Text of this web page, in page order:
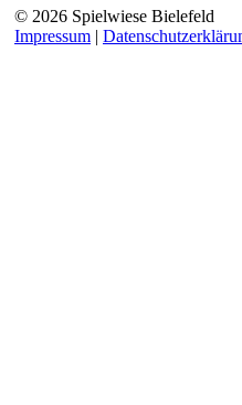
© 2026 Spielwiese Bielefeld
Impressum |